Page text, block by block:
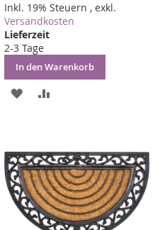
Inkl. 19% Steuern ,exkl.
Versandkosten
Lieferzeit
2-3 Tage
In den Warenkorb
ZUR